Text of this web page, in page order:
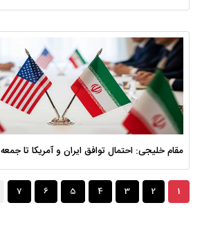
مقام خلیجی: احتمال توافق ایران و آمریکا تا جمعه 50 درصد است